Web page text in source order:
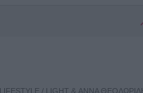
LIFESTYLE / LIGHT & ΆΝΝΑ